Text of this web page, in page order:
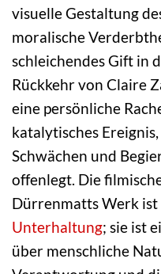
visuelle Gestaltung
moralische
schleichendes Gift in
Rückkehr von Claire
eine persönliche
katalytisches
Schwächen und
offenlegt. Die
Dürrenmatts Werk
Unterhaltung; sie ist
über menschliche